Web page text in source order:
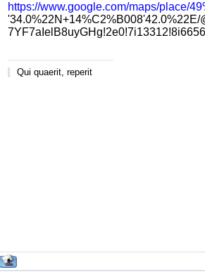
https://www.google.com/maps/place/
Qui quaerit, reperit